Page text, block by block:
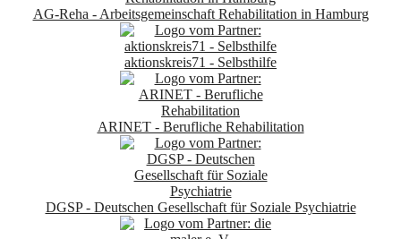
AG-Reha - Arbeitsgemeinschaft Rehabilitation in Hamburg
aktionskreis71 - Selbsthilfe
ARINET - Berufliche Rehabilitation
DGSP - Deutschen Gesellschaft für Soziale Psychiatrie